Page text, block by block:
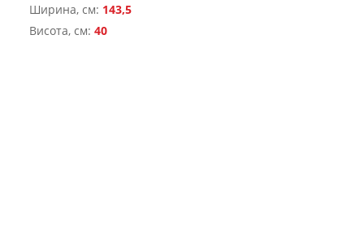
Ширина, см: 143,5
Висота, см:40